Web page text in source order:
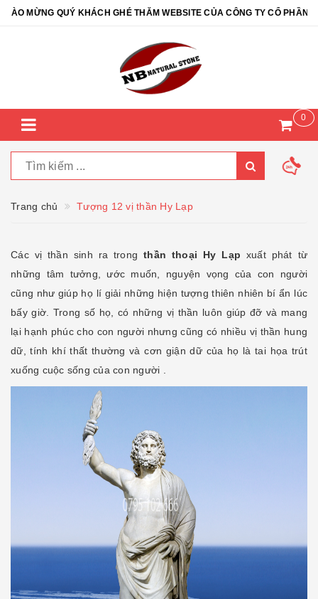
QUÝ KHÁCH GHÉ THĂM WEBSITE CỦA CÔNG TY CỔ PHẦN ĐÁ
0
Trang chủ Tượng 12 vị thần Hy Lạp
Các vị thần sinh ra trong thần thoại Hy Lạp xuất phát từ
những tâm tưởng, ước muốn, nguyện vọng của con người
cũng như giúp họ lí giải những hiện tượng thiên nhiên bí ẩn lúc
bấy giờ. Trong số họ, có những vị thần luôn giúp đỡ và mang
lại hạnh phúc cho con người nhưng cũng có nhiều vị thần hung
dữ, tính khí thất thường và cơn giận dữ của họ là tai họa trút
xuống cuộc sống của con người .